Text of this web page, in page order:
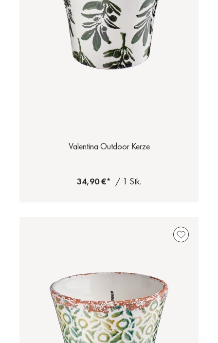
Valentina Outdoor Kerze
34,90 €* / 1 Stk.